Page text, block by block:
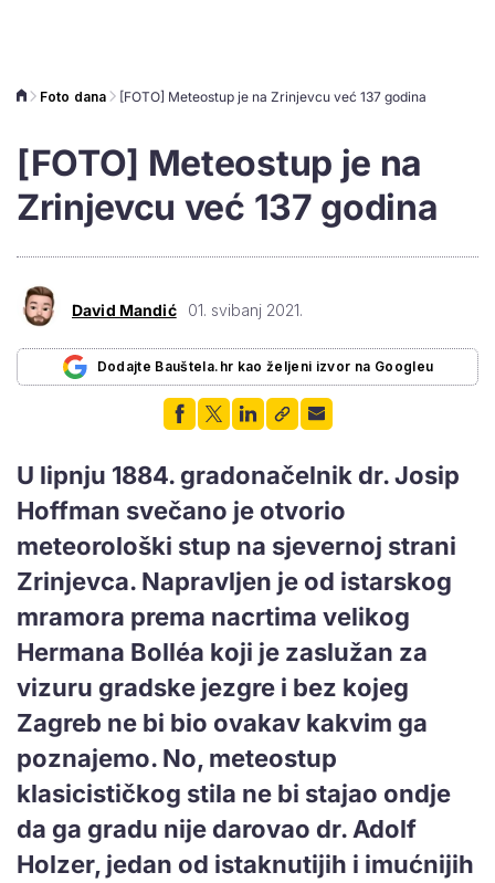
Foto dana [FOTO] Meteostup je na Zrinjevcu već 137 godina
[FOTO] Meteostup je na
Zrinjevcu već 137 godina
David Mandić 01. svibanj 2021.
Dodajte Bauštela.hr kao željeni izvor na Googleu
U lipnju 1884. gradonačelnik dr. Josip
Hoffman svečano je otvorio
meteorološki stup na sjevernoj strani
Zrinjevca. Napravljen je od istarskog
mramora prema nacrtima velikog
Hermana Bolléa koji je zaslužan za
vizuru gradske jezgre i bez kojeg
Zagreb ne bi bio ovakav kakvim ga
poznajemo. No, meteostup
klasicističkog stila ne bi stajao ondje
da ga gradu nije darovao dr. Adolf
Holzer, jedan od istaknutijih i imućnijih